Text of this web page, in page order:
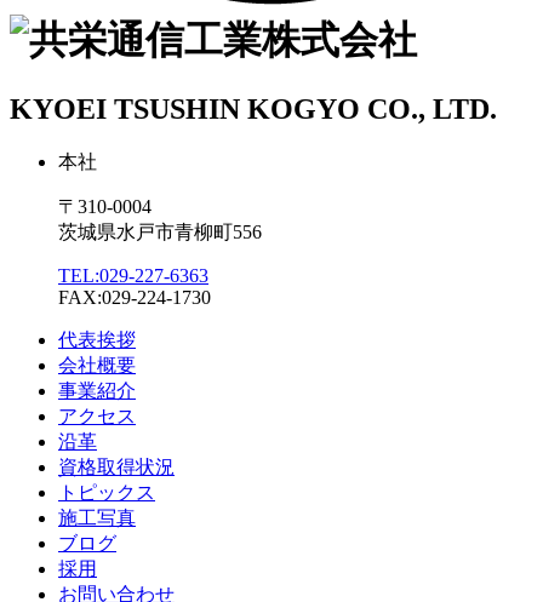
KYOEI TSUSHIN KOGYO CO., LTD.
本社
〒310-0004
茨城県水戸市青柳町556
TEL:029-227-6363
FAX:029-224-1730
代表挨拶
会社概要
事業紹介
アクセス
沿革
資格取得状況
トピックス
施工写真
ブログ
採用
お問い合わせ